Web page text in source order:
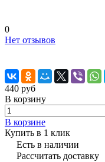
0
Нет отзывов
440 руб
В корзину
В корзине
Купить в 1 клик
Есть в наличии
Рассчитать доставку